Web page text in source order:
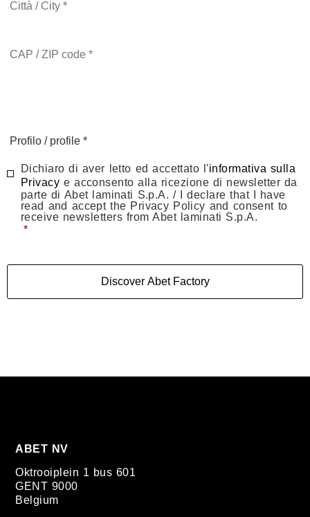
Profilo
*
Consenso *
Dichiaro di aver letto ed accettato l'informativa sulla
Privacy e acconsento alla ricezione di newsletter da
parte di Abet laminati S.p.A. / I declare that I have
read and accept the Privacy Policy and consent to
receive newsletters from Abet laminati S.p.A.
*
ABET NV
Oktrooiplein 1 bus 601
GENT 9000
Belgium